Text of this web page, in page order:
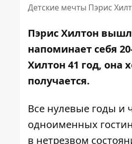
Детские мечты Пэрис
Пэрис Хилтон
напоминает себя
Хилтон 41 год, она
получается.
Все нулевые годы и
одноименных
в нетрезвом